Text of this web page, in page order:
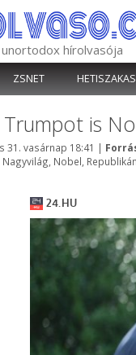
hírolvasója
ZSNET
Trumpot is
31. vasárnap 18:41 |
Nagyvilág Nobel